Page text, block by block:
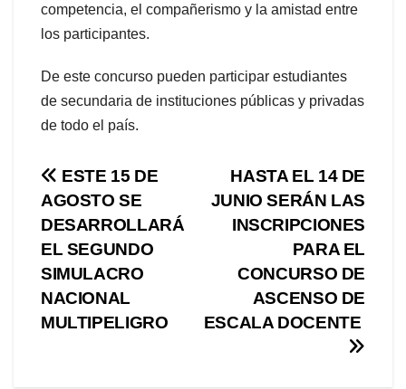
competencia, el compañerismo y la amistad entre
los participantes.
De este concurso pueden participar estudiantes
de secundaria de instituciones públicas y privadas
de todo el país.
Navegación
de
entradas
HASTA EL 14 DE
JUNIO SERÁN LAS
INSCRIPCIONES
PARA EL
CONCURSO DE
ASCENSO DE
ESCALA DOCENTE
ESTE 15 DE
AGOSTO SE
DESARROLLARÁ
EL SEGUNDO
SIMULACRO
NACIONAL
MULTIPELIGRO